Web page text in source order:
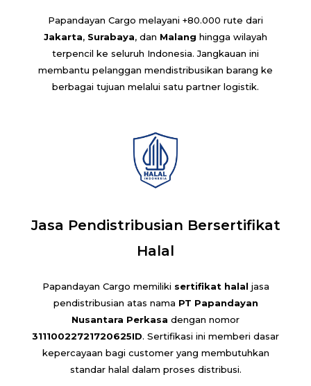
Papandayan Cargo melayani +80.000 rute dari
Jakarta, Surabaya, dan Malang hingga wilayah
terpencil ke seluruh Indonesia. Jangkauan ini
membantu pelanggan mendistribusikan barang ke
berbagai tujuan melalui satu partner logistik.
Jasa Pendistribusian Bersertifikat
Halal
Papandayan Cargo memiliki sertifikat halal jasa
pendistribusian atas nama PT Papandayan
Nusantara Perkasa dengan nomor
31110022721720625ID. Sertifikasi ini memberi dasar
kepercayaan bagi customer yang membutuhkan
standar halal dalam proses distribusi.